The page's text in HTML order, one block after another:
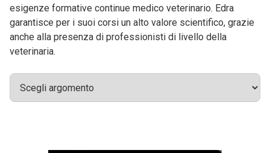
esigenze formative continue medico veterinario. Edra
garantisce per i suoi corsi un alto valore scientifico, grazie
anche alla presenza di professionisti di livello della
veterinaria.